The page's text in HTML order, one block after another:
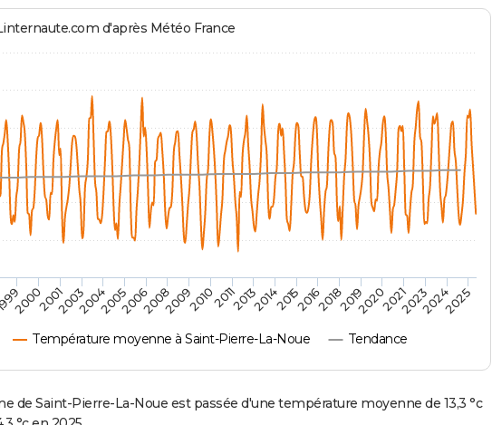
d'après Météo France
Température moyenne à Saint-Pierre-La-Noue Tendance
2014
20002001200320042005200620082009201020112013 201520162018201920202021202320242025
de Saint-Pierre-La-Noue est passée d'une température moyenne de 13,3 °c